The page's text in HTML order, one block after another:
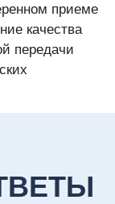
приеме
качества
передачи